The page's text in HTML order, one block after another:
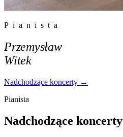
Pianista
Przemysław
Witek
Nadchodzące koncerty →
Pianista
Nadchodzące koncerty